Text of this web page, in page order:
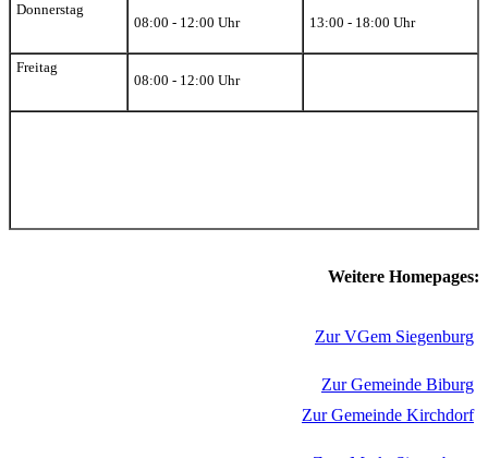
Donnerstag
08:00 - 12:00 Uhr
13:00 - 18:00 Uhr
Freitag
08:00 - 12:00 Uhr
Weitere Homepages:
Zur VGem Siegenburg
Zur Gemeinde Biburg
Zur Gemeinde Kirchdorf